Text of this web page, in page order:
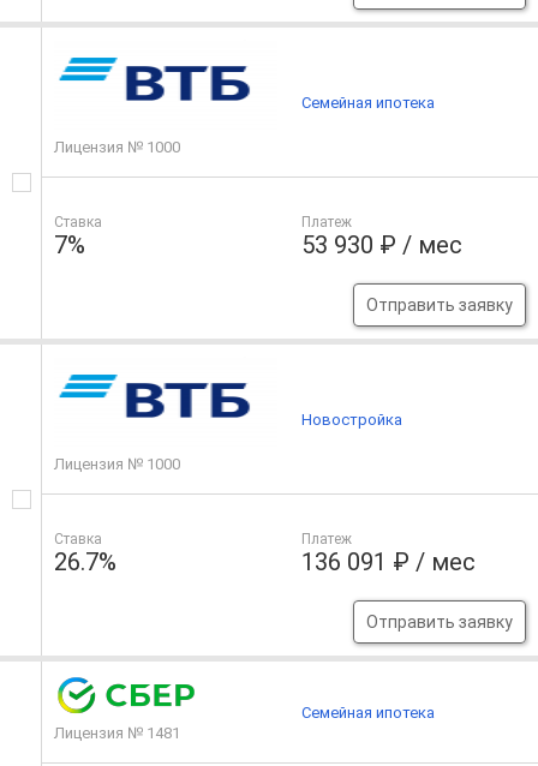
Лицензия № 1000
Ставка
7%
Платеж
53 930 ₽ / мес
Отправить заявку
Семейная ипотека
Лицензия № 1000
Ставка
26.7%
Платеж
136 091 ₽ / мес
Отправить заявку
Новостройка
Лицензия № 1481
Семейная ипотека